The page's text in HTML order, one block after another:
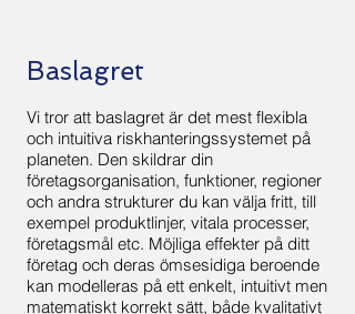
Baslagret
Vi tror att baslagret är det mest flexibla
och intuitiva riskhanteringssystemet på
planeten. Den skildrar din
företagsorganisation, funktioner, regioner
och andra strukturer du kan välja fritt, till
exempel produktlinjer, vitala processer,
företagsmål etc. Möjliga effekter på ditt
företag och deras ömsesidiga beroende
kan modelleras på ett enkelt, intuitivt men
matematiskt korrekt sätt, både kvalitativt